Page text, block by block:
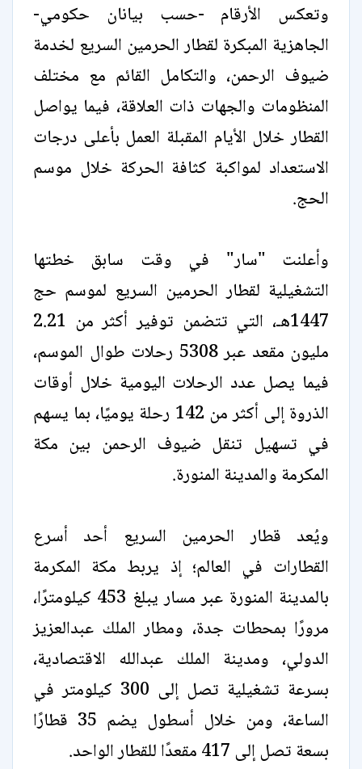
وتعكس الأرقام -حسب بيانان حكومي-
الجاهزية المبكرة لقطار الحرمين السريع لخدمة
ضيوف الرحمن، والتكامل القائم مع مختلف
المنظومات والجهات ذات العلاقة، فيما يواصل
القطار خلال الأيام المقبلة العمل بأعلى درجات
الاستعداد لمواكبة كثافة الحركة خلال موسم
الحج.
وأعلنت "سار" في وقت سابق خطتها
التشغيلية لقطار الحرمين السريع لموسم حج
1447هـ، التي تتضمن توفير أكثر من 2.21
مليون مقعد عبر 5308 رحلات طوال الموسم،
فيما يصل عدد الرحلات اليومية خلال أوقات
الذروة إلى أكثر من 142 رحلة يوميًا، بما يسهم
في تسهيل تنقل ضيوف الرحمن بين مكة
المكرمة والمدينة المنورة.
ويُعد قطار الحرمين السريع أحد أسرع
القطارات في العالم؛ إذ يربط مكة المكرمة
بالمدينة المنورة عبر مسار يبلغ 453 كيلومترًا،
مرورًا بمحطات جدة، ومطار الملك عبدالعزيز
الدولي، ومدينة الملك عبدالله الاقتصادية،
بسرعة تشغيلية تصل إلى 300 كيلومتر في
الساعة، ومن خلال أسطول يضم 35 قطارًا
بسعة تصل إلى 417 مقعدًا للقطار الواحد.